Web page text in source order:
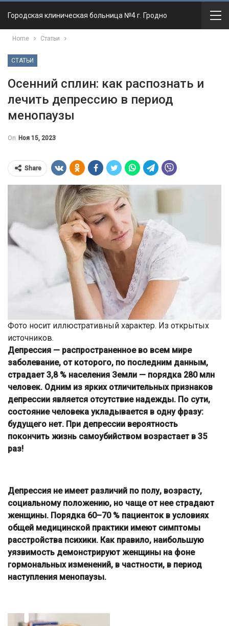
Городская клиническая больница №4 г. Гродно
Home Статьи
СТАТЬИ
Осенний сплин: как распознать и
лечить депрессию в период
менопаузы
On Ноя 15, 2023
Share
Фото носит иллюстративный характер. Из открытых
источников.
Депрессия — распространенное во всем мире
заболевание, от которого, по последним данным,
страдает 3,8 % населения Земли — порядка 280 млн
человек. Одним из ярких отличительных признаков
депрессии является отсутствие надежды. По сути,
состояние человека укладывается в одну фразу:
будущего нет. При депрессии вероятность
покончить жизнь самоубийством возрастает в 35
раз!
Депрессия не имеет различий по полу, возрасту,
социальному положению, но чаще от нее страдают
женщины. Порядка 60–70 % пациенток в условиях
общей медицинской практики имеют симптомы
расстройства психики. Как правило, наибольшую
уязвимость демонстрируют женщины на фоне
гормональных изменений, в частности, в период
наступления менопаузы.